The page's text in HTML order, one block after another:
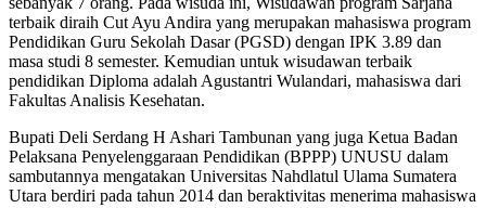
terbaik diraih Cut Ayu Andira yang merupakan mahasiswa program
Pendidikan Guru Sekolah Dasar (PGSD) dengan IPK 3.89 dan
masa studi 8 semester. Kemudian untuk wisudawan terbaik
pendidikan Diploma adalah Agustantri Wulandari, mahasiswa dari
Fakultas Analisis Kesehatan.
Bupati Deli Serdang H Ashari Tambunan yang juga Ketua Badan
Pelaksana Penyelenggaraan Pendidikan (BPPP) UNUSU dalam
sambutannya mengatakan Universitas Nahdlatul Ulama Sumatera
Utara berdiri pada tahun 2014 dan beraktivitas menerima mahasiswa